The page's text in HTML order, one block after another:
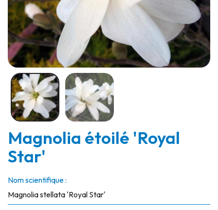
Magnolia étoilé 'Royal
Star'
Nom scientifique :
Magnolia stellata 'Royal Star'